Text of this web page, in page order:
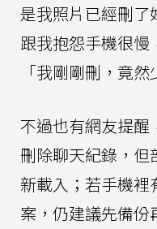
是我照片已經刪了
跟我抱怨手機很慢
「我剛剛刪，竟然
不過也有網友提醒
刪除聊天紀錄，但
新載入；若手機裡
案，仍建議先備份